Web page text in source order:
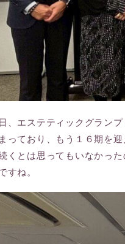
、エステティックグラン
っており、もう１６期を
くとは思ってもいなかっ
すね。